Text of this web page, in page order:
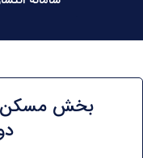
بخش مسکن،